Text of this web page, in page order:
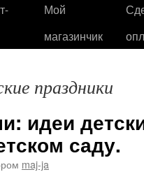
Мой
магазинчик
праздники
идеи
саду.
maj-ja